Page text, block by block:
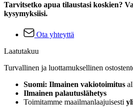
Tarvitsetko apua tilaustasi koskien?
kysymyksiisi.
Ota yhteyttä
Laatutakuu
Turvallinen ja luottamuksellinen
Suomi: Ilmainen vakiotoimitus
Ilmainen palautuslähetys
Toimitamme maailmanlaajuisesti